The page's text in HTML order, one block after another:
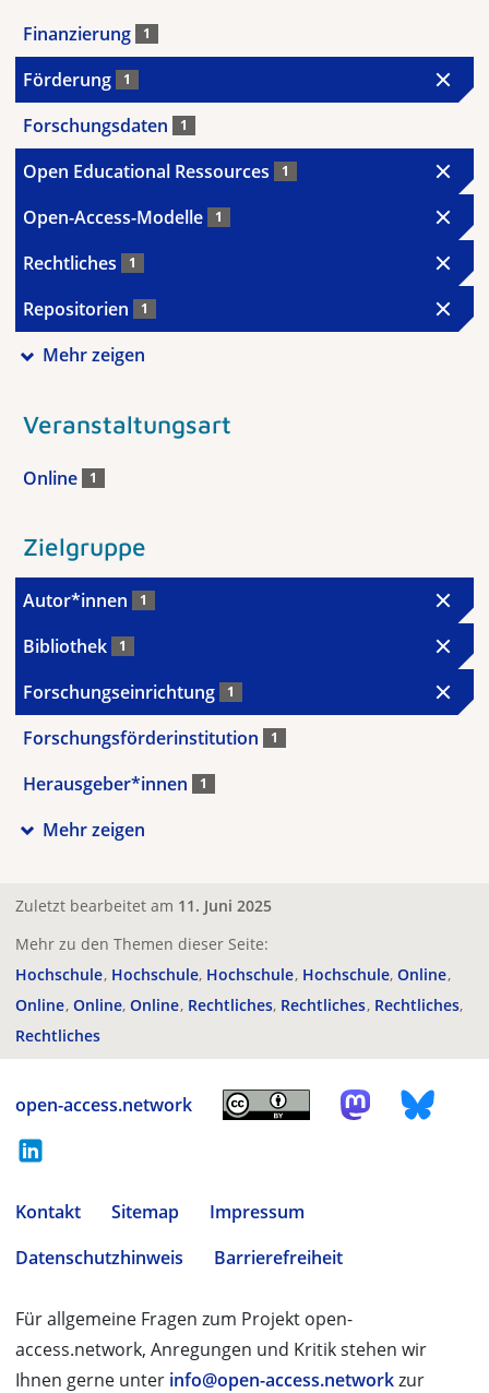
Finanzierung 1
Förderung 1
Forschungsdaten 1
Open Educational Ressources 1
Open-Access-Modelle 1
Rechtliches 1
Repositorien 1
Mehr zeigen
Veranstaltungsart
Online 1
Zielgruppe
Autor*innen 1
Bibliothek 1
Forschungseinrichtung 1
Forschungsförderinstitution 1
Herausgeber*innen 1
Mehr zeigen
Zuletzt bearbeitet am 11. Juni 2025
Mehr zu den Themen dieser Seite:
Hochschule Hochschule Hochschule Hochschule Online
Online Online Online Rechtliches Rechtliches Rechtliches
Rechtliches
open-access.network
Kontakt Sitemap
Impressum
Datenschutzhinweis
Barrierefreiheit
Für allgemeine Fragen zum Projekt open-
access.network, Anregungen und Kritik stehen wir
Ihnen gerne unter info@open-access.networkzur